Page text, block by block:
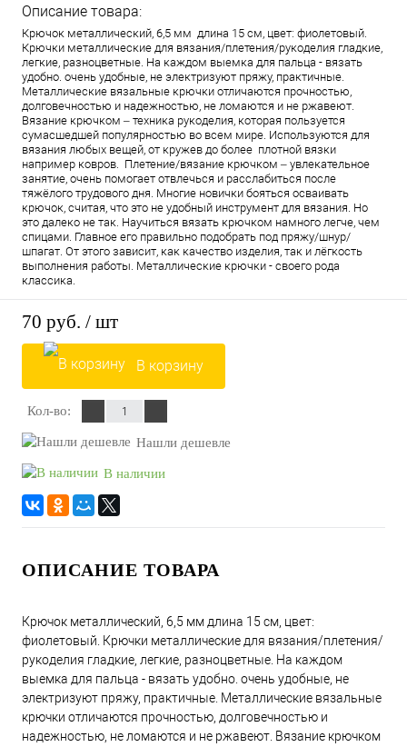
Описание товара:
Крючок металлический, 6,5 мм длина 15 см, цвет: фиолетовый.
Крючки металлические для вязания/плетения/рукоделия гладкие,
легкие, разноцветные. На каждом выемка для пальца - вязать
удобно. очень удобные, не электризуют пряжу, практичные.
Металлические вязальные крючки отличаются прочностью,
долговечностью и надежностью, не ломаются и не ржавеют.
Вязание крючком – техника рукоделия, которая пользуется
сумасшедшей популярностью во всем мире. Используются для
вязания любых вещей, от кружев до более плотной вязки
например ковров. Плетение/вязание крючком – увлекательное
занятие, очень помогает отвлечься и расслабиться после
тяжёлого трудового дня. Многие новички бояться осваивать
крючок, считая, что это не удобный инструмент для вязания. Но
это далеко не так. Научиться вязать крючком намного легче, чем
спицами. Главное его правильно подобрать под пряжу/шнур/
шпагат. От этого зависит, как качество изделия, так и лёгкость
выполнения работы. Металлические крючки - своего рода
классика.
70 руб. / шт
В корзину
Кол-во:
Нашли дешевле
В наличии
ОПИСАНИЕ ТОВАРА
Крючок металлический, 6,5 мм длина 15 см, цвет:
фиолетовый. Крючки металлические для вязания/плетения/
рукоделия гладкие, легкие, разноцветные. На каждом
выемка для пальца - вязать удобно. очень удобные, не
электризуют пряжу, практичные. Металлические вязальные
крючки отличаются прочностью, долговечностью и
надежностью, не ломаются и не ржавеют. Вязание крючком